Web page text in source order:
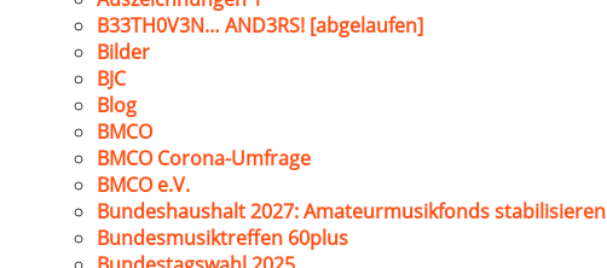
B33TH0V3N… AND3RS! [abgelaufen]
Bilder
BJC
Blog
BMCO
BMCO Corona-Umfrage
BMCO e.V.
Bundeshaushalt 2027: Amateurmusikfonds stabilisieren
Bundesmusiktreffen 60plus